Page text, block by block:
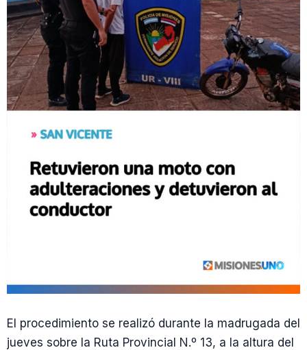
El procedimiento se realizó durante la madrugada del
jueves sobre la Ruta Provincial N.º 13, a la altura del